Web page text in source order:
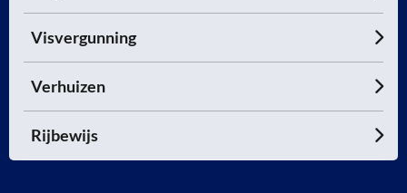
Visvergunning
Verhuizen
Rijbewijs